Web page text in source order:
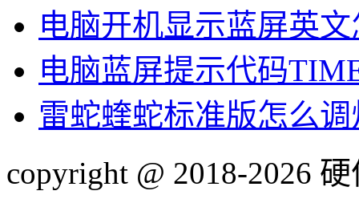
电脑开机显示蓝屏英
电脑蓝屏提示代码
雷蛇蝰蛇标准版怎么
copyright @ 2018-2026